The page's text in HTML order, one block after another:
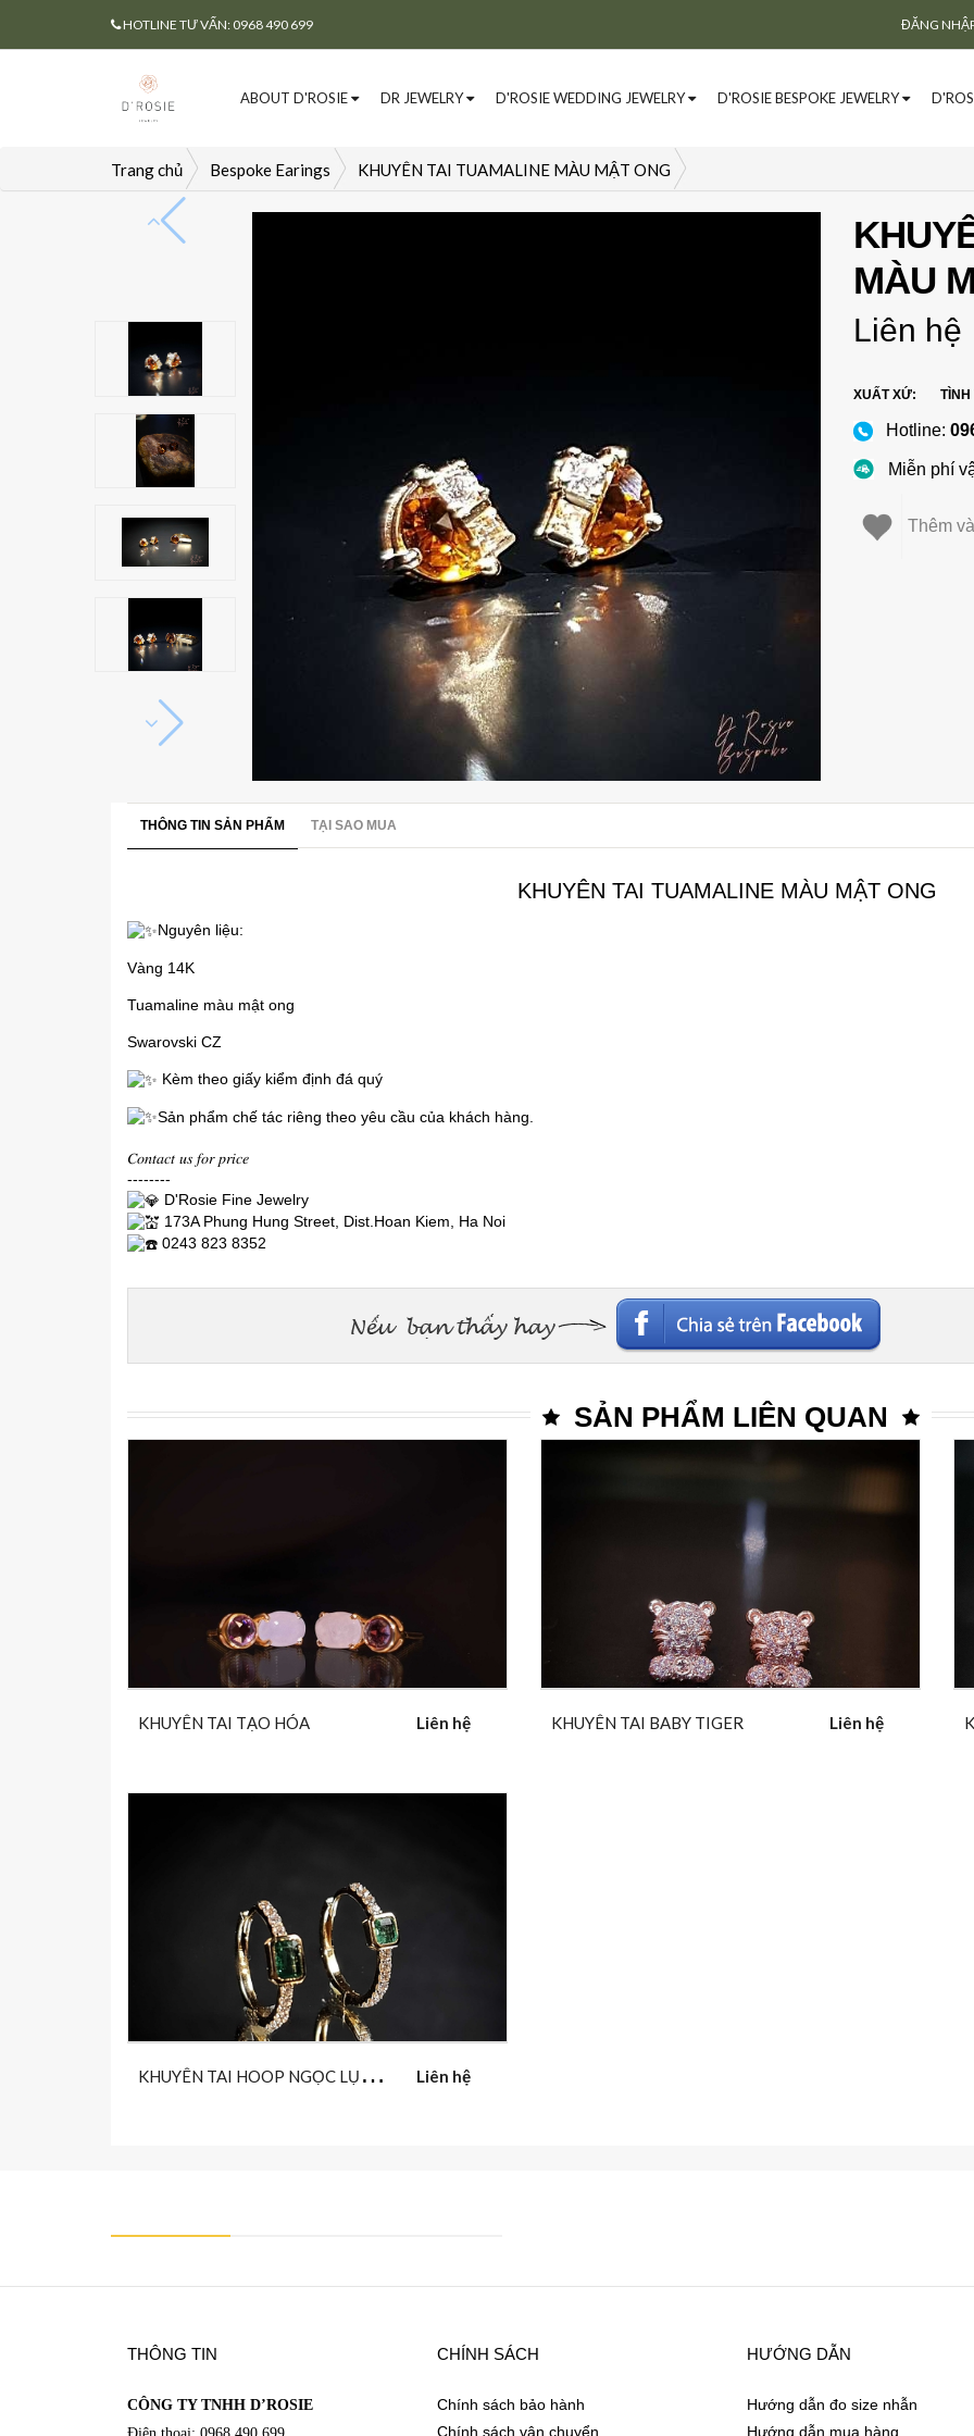
HOTLINE TƯ VẤN: 0968 490 699 ĐĂNG
ABOUT D'ROSIE DR JEWELRY D'ROSIE WEDDING JEWELRY D'ROSIE BESPOKE JEWELRY
Trang chủ Bespoke Earings KHUYÊN TAI TUAMALINE MÀU MẬT ONG
MÀU
Liên hệ
XUẤT XỨ: TÌNH
Hotline:
Miễn phí
Thêm
THÔNG TIN SẢN PHẨM TẠI SAO MUA
KHUYÊN TAI TUAMALINE MÀU MẬT ONG
Nguyên liệu:
Vàng 14K
Tuamaline màu mật ong
Swarovski CZ
Kèm theo giấy kiểm định đá quý
Sản phẩm chế tác riêng theo yêu cầu của khách hàng.
𝐶𝑜𝑛𝑡𝑎𝑐𝑡 𝑢𝑠 𝑓𝑜𝑟 𝑝𝑟𝑖𝑐𝑒
--------
D'Rosie Fine Jewelry
173A Phung Hung Street, Dist.Hoan Kiem, Ha Noi
0243 823 8352
SẢN PHẨM LIÊN QUAN
KHUYÊN TAI TẠO HÓA Liên hệ KHUYÊN TAI BABY TIGER Liên hệ
K
HUYÊN TAI HOOP NGỌC LỤC BẢO Liên hệ
THÔNG TIN
CÔNG TY TNHH D’ROSIE
CHÍNH SÁCH
Chính sách bảo hành
Chính sách vận chuyển
HƯỚNG DẪN
Hướng dẫn đo size nhẫn
Hướng dẫn mua hàng